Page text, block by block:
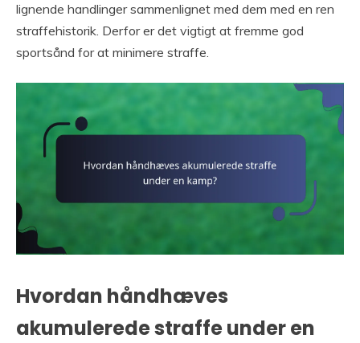
lignende handlinger sammenlignet med dem med en ren
straffehistorik. Derfor er det vigtigt at fremme god
sportsånd for at minimere straffe.
Hvordan håndhæves
akumulerede straffe under en